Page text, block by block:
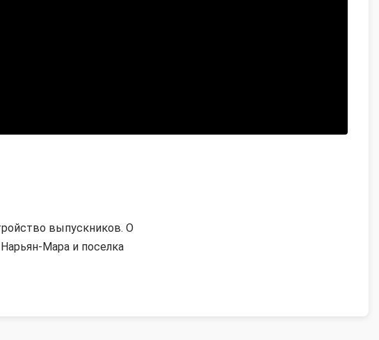
выпускников. О
Мара и поселка